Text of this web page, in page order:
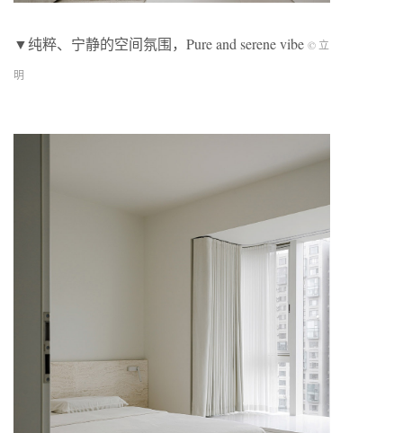
▼纯粹、宁静的空间氛围，Pure and serene vibe © 立
明